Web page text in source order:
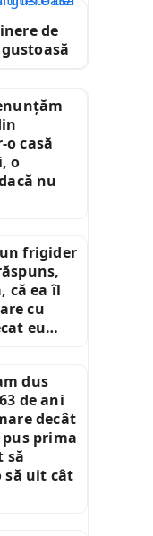
de
casă
o
nu
frigider
că ea îl
cu
eu…
dus
de ani
decât
prima
să
să uit cât